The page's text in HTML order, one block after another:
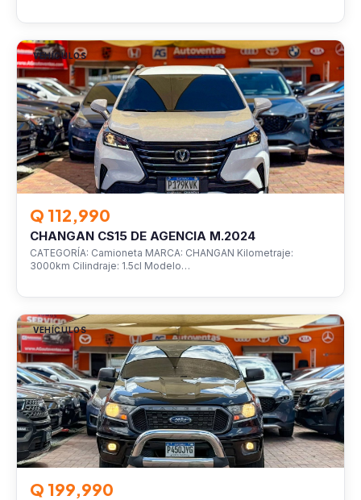
VEHÍCULOS
Q 112,990
CHANGAN CS15 DE AGENCIA M.2024
CATEGORÍA: Camioneta MARCA: CHANGAN Kilometraje:
3000km Cilindraje: 1.5cl Modelo…
VEHÍCULOS
Q 199,990